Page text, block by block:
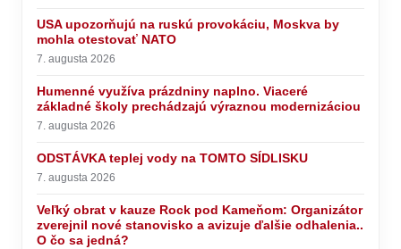
USA upozorňujú na ruskú provokáciu, Moskva by
mohla otestovať NATO
7. augusta 2026
Humenné využíva prázdniny naplno. Viaceré
základné školy prechádzajú výraznou modernizáciou
7. augusta 2026
ODSTÁVKA teplej vody na TOMTO SÍDLISKU
7. augusta 2026
Veľký obrat v kauze Rock pod Kameňom: Organizátor
zverejnil nové stanovisko a avizuje ďalšie odhalenia..
O čo sa jedná?